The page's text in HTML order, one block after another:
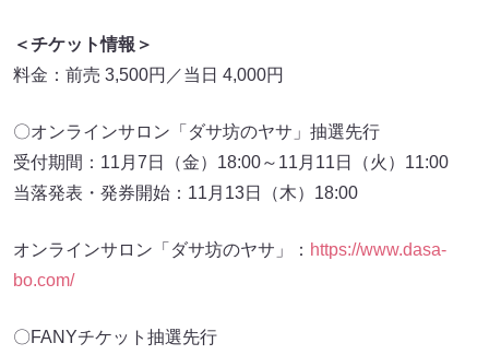
＜チケット情報＞
料金：前売 3,500円／当日 4,000円
〇オンラインサロン「ダサ坊のヤサ」抽選先行
受付期間：11月7日（金）18:00～11月11日（火）11:00
当落発表・発券開始：11月13日（木）18:00
オンラインサロン「ダサ坊のヤサ」： https://www.dasa-
bo.com/
〇FANYチケット抽選先行